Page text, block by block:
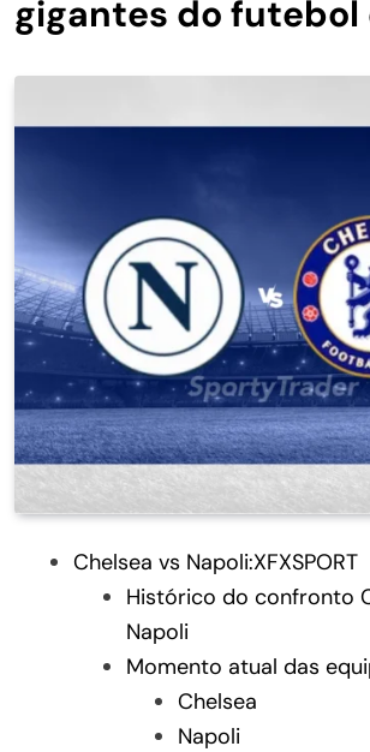
gigantes do futebol
Chelsea vs Napoli:XFXSPORT
Histórico do confronto
Napoli
Momento atual das
Chelsea
Napoli